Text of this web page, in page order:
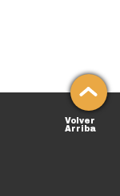
Volver
Arriba